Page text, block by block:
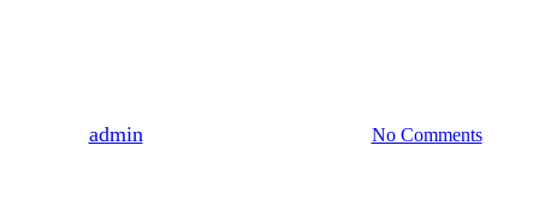
admin No Comments